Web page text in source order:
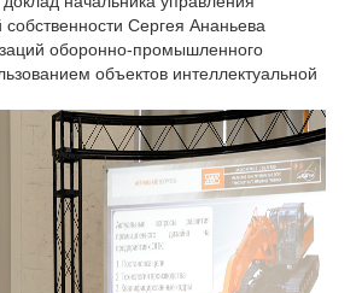
собственности Сергея Ананьева
оборонно-промышленного
объектов интеллектуальной